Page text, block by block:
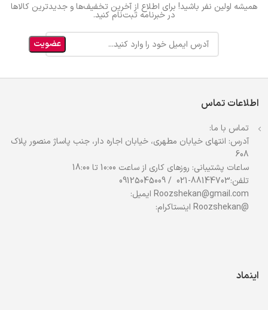
همیشه اولین نفر باشید! برای اطلاع از آخرین تخفیف‌ها و جدیدترین کالاها
در خبرنامه ثبت‌نام کنید.
اطلاعات تماس
تماس با ما:
آدرس: انتهای خیابان مطهری، خیابان اجاره دار، جنب پاساژ منصور پلاک
608
ساعات پشتیبانی: روزهای کاری از ساعت 10:00 تا 18:00
تلفن:88144703-021 / 09125045009
Roozshekan@gmail.com ایمیل:
@Roozshekan اینستاکرام:
اینماد